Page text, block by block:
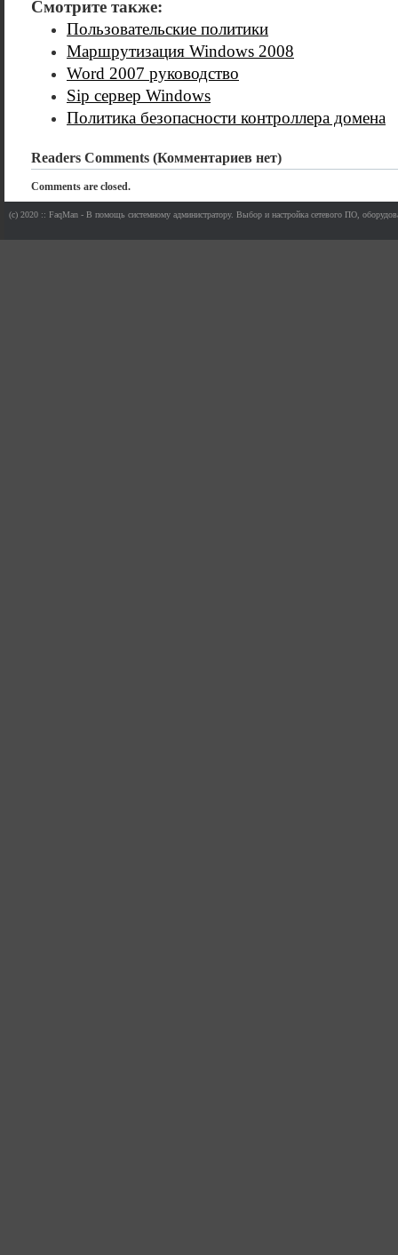
Смотрите также:
Пользовательские политики
Маршрутизация Windows 2008
Word 2007 руководство
Sip сервер Windows
Политика безопасности контроллера домена
Readers Comments (Комментариев нет)
Comments are closed.
(c) 2020 :: FaqMan - В помощь системному администратору. Выбор и настройка сетевого ПО,